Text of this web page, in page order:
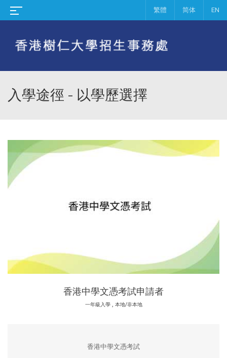
繁體 简体 EN
入學途徑 - 以學歷選擇
香港中學文憑考試申請者
一年級入學, 本地/非本地
香港中學文憑考試